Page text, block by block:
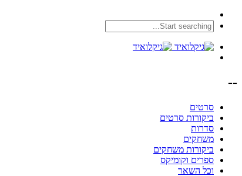
--
סרטים
ביקורות סרטים
סדרות
משחקים
ביקורות משחקים
ספרים וקומיקס
וכל השאר